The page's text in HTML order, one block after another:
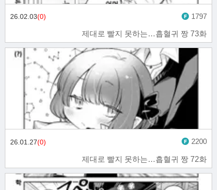
제대로 빨지 못하는…흡혈귀 짱 73화
26.02.03(0) 1797
제대로 빨지 못하는…흡혈귀 짱 72화
26.01.27(0) 2200